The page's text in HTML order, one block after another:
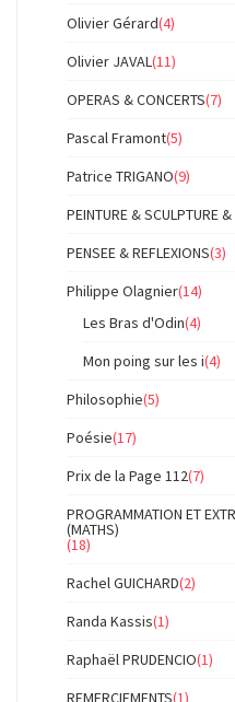
Olivier Gérard(4)
Olivier JAVAL(11)
OPERAS & CONCERTS(7)
Pascal Framont(5)
Patrice TRIGANO(9)
PEINTURE & SCULPTURE
PENSEE & REFLEXIONS(3)
Philippe Olagnier(14)
Les Bras d'Odin(4)
Mon poing sur les i(4)
Philosophie(5)
Poésie(17)
Prix de la Page 112(7)
PROGRAMMATION ET
(MATHS)
(18)
Rachel GUICHARD(2)
Randa Kassis(1)
Raphaël PRUDENCIO(1)
REMERCIEMENTS(1)